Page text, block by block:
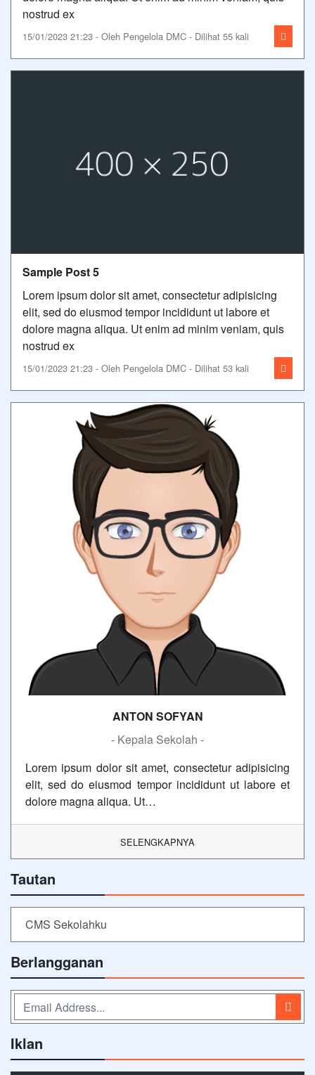
nostrud ex
15/01/2023 21:23 - Oleh Pengelola DMC - Dilihat 55 kali
Sample Post 5
Lorem ipsum dolor sit amet, consectetur adipisicing
elit, sed do eiusmod tempor incididunt ut labore et
dolore magna aliqua. Ut enim ad minim veniam, quis
nostrud ex
15/01/2023 21:23 - Oleh Pengelola DMC - Dilihat 53 kali
ANTON SOFYAN
- Kepala Sekolah -
Lorem ipsum dolor sit amet, consectetur adipisicing
elit, sed do eiusmod tempor incididunt ut labore et
dolore magna aliqua. Ut…
SELENGKAPNYA
Tautan
CMS Sekolahku
Berlangganan
Iklan